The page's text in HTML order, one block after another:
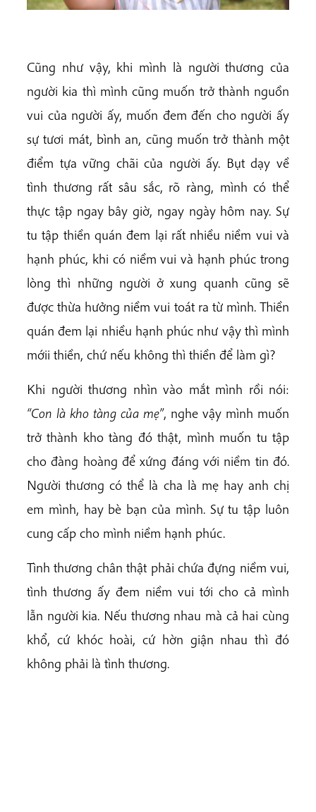
Cũng như vậy, khi mình là người thương của
người kia thì mình cũng muốn trở thành nguồn
vui của người ấy, muốn đem đến cho người ấy
sự tươi mát, bình an, cũng muốn trở thành một
điểm tựa vững chãi của người ấy. Bụt dạy về
tình thương rất sâu sắc, rõ ràng, mình có thể
thực tập ngay bây giờ, ngay ngày hôm nay. Sự
tu tập thiền quán đem lại rất nhiều niềm vui và
hạnh phúc, khi có niềm vui và hạnh phúc trong
lòng thì những người ở xung quanh cũng sẽ
được thừa hưởng niềm vui toát ra từ mình. Thiền
quán đem lại nhiều hạnh phúc như vậy thì mình
mớii thiền, chứ nếu không thì thiền để làm gì?
Khi người thương nhìn vào mắt mình rồi nói:
“Con là kho tàng của mẹ”, nghe vậy mình muốn
trở thành kho tàng đó thật, mình muốn tu tập
cho đàng hoàng để xứng đáng với niềm tin đó.
Người thương có thể là cha là mẹ hay anh chị
em mình, hay bè bạn của mình. Sự tu tập luôn
cung cấp cho mình niềm hạnh phúc.
Tình thương chân thật phải chứa đựng niềm vui,
tình thương ấy đem niềm vui tới cho cả mình
lẫn người kia. Nếu thương nhau mà cả hai cùng
khổ, cứ khóc hoài, cứ hờn giận nhau thì đó
không phải là tình thương.